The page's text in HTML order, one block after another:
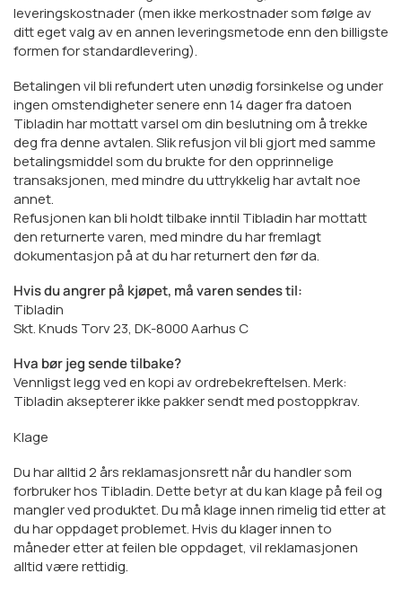
leveringskostnader (men ikke merkostnader som følge av
ditt eget valg av en annen leveringsmetode enn den billigste
formen for standardlevering).
Betalingen vil bli refundert uten unødig forsinkelse og under
ingen omstendigheter senere enn 14 dager fra datoen
Tibladin har mottatt varsel om din beslutning om å trekke
deg fra denne avtalen. Slik refusjon vil bli gjort med samme
betalingsmiddel som du brukte for den opprinnelige
transaksjonen, med mindre du uttrykkelig har avtalt noe
annet.
Refusjonen kan bli holdt tilbake inntil Tibladin har mottatt
den returnerte varen, med mindre du har fremlagt
dokumentasjon på at du har returnert den før da.
Hvis du angrer på kjøpet, må varen sendes til:
Tibladin
Skt. Knuds Torv 23, DK-8000 Aarhus C
Hva bør jeg sende tilbake?
Vennligst legg ved en kopi av ordrebekreftelsen. Merk:
Tibladin aksepterer ikke pakker sendt med postoppkrav.
Klage
Du har alltid 2 års reklamasjonsrett når du handler som
forbruker hos Tibladin. Dette betyr at du kan klage på feil og
mangler ved produktet. Du må klage innen rimelig tid etter at
du har oppdaget problemet. Hvis du klager innen to
måneder etter at feilen ble oppdaget, vil reklamasjonen
alltid være rettidig.